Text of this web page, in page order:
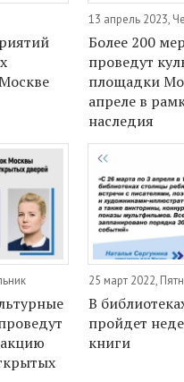
13 апрель 2023,
Более 200
проведут
площадки
апреле в
наследия
25 март 2022,
В
пройдет
книги